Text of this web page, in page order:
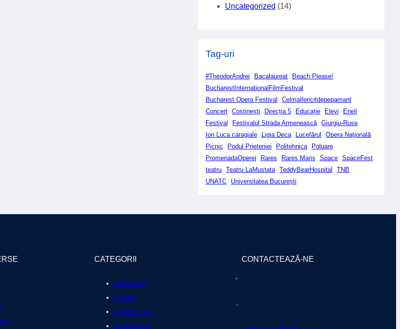
Uncategorized (14)
Tag-uri
#TheodorAndrei Bacalaureat
Beach Please!
BucharestInternationalFilmFestival
Bucharest Opera Festival
Celmaifericitdepepamant
Concert Costinești Direcția 5 Educație Elevi
Eneli
Festival
Festivalul Strada Armenească Giurgiu-Ruse
Ion Luca caragiale
Ligia Deca Lucefărul
Opera Națională
Picnic
Podul Prieteniei Politehnica
Poluare
PromenadaOperei
Rares Rares Maris Space SpaceFest
teatru Teatru LaMustata TeddyBearHospital
TNB
UNATC
Universitatea București
CATEGORII
Actualitate
Cultură
Divertisment
Evenimente
CONTACTEAZĂ-NE